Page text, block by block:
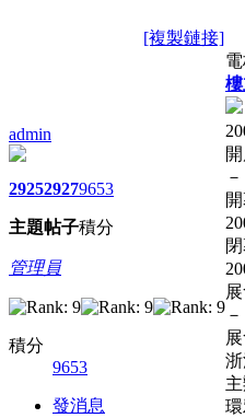
[複製鏈接]
admin
2925
主題
2927
帖子
9653
積分
管理員
積分
9653
發消息
－
－